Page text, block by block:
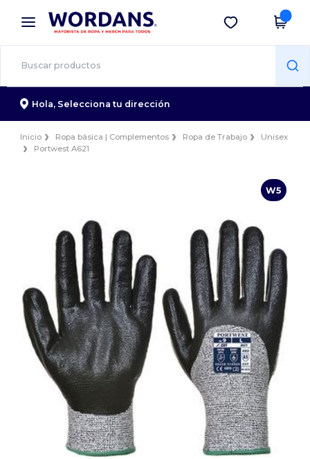
× App de Wordans
¡Mejores precios en app!
Descargar app
Hola, Selecciona tu dirección
Inicio Ropa básica | Complementos Ropa de Trabajo
Unisex
Portwest A621
W5